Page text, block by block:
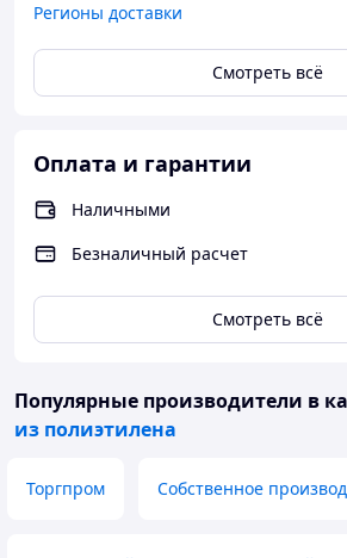
Регионы доставки
Смотреть всё
Оплата и гарантии
Наличными
Безналичный расчет
Смотреть всё
Популярные производители в
из полиэтилена
Торгпром Собственное